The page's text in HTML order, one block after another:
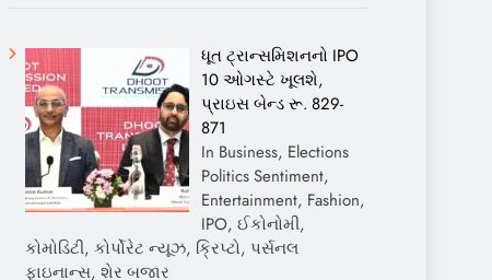
ધૂત ટ્રાન્સમિશનનો IPO
10 ઓગસ્ટે ખૂલશે,
પ્રાઇસ બેન્ડ રૂ. 829-
871
In Business, Elections
Politics Sentiment,
Entertainment, Fashion,
IPO, ઈકોનોમી,
કોમોડિટી, કોર્પોરેટ ન્યૂઝ, ક્રિપ્ટો, પર્સનલ
ફાઇનાન્સ, શેર બજાર